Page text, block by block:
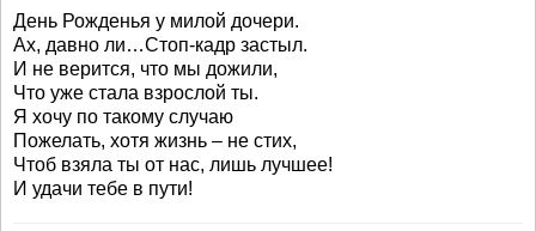
День Рожденья у милой дочери.
Ах, давно ли…Стоп-кадр застыл.
И не верится, что мы дожили,
Что уже стала взрослой ты.
Я хочу по такому случаю
Пожелать, хотя жизнь – не стих,
Чтоб взяла ты от нас, лишь лучшее!
И удачи тебе в пути!